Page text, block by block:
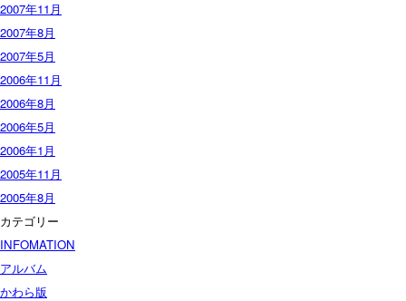
2007年11月
2007年8月
2007年5月
2006年11月
2006年8月
2006年5月
2006年1月
2005年11月
2005年8月
カテゴリー
INFOMATION
アルバム
かわら版